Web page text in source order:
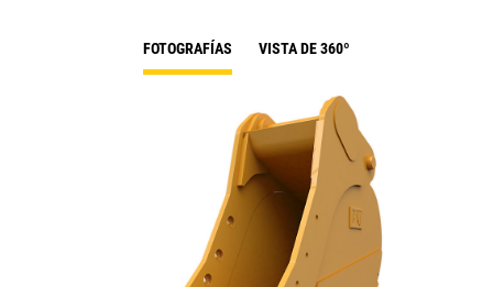
FOTOGRAFÍAS VISTA DE 360º